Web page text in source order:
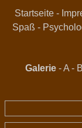
Startseite-
Spaß -
Galerie -A - B